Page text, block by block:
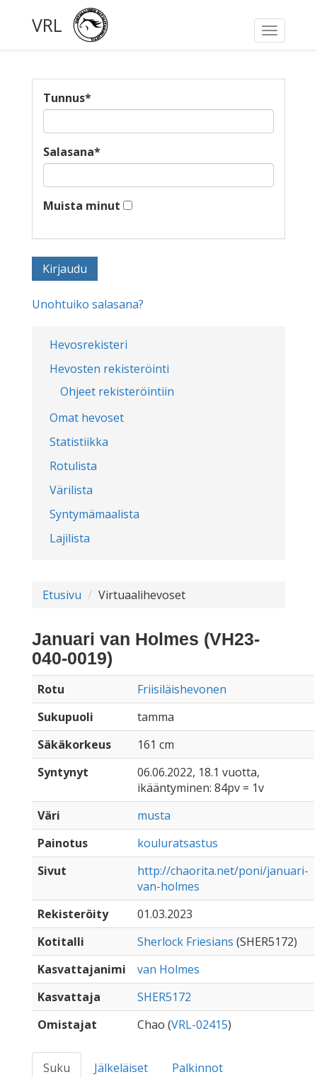
Toggle
VRL
Hevosrekisteri
Hevosten rekisteröinti
Ohjeet rekisteröintiin
Omat hevoset
Statistiikka
Rotulista
Värilista
Syntymämaalista
Lajilista
Tunnus*
Salasana*
Muista minut
Unohtuiko salasana?
Etusivu Virtuaalihevoset
Januari van Holmes (VH23-
040-0019)
Rotu
Friisiläishevonen
Sukupuoli
tamma
Säkäkorkeus
161 cm
Syntynyt
06.06.2022, 18.1 vuotta,
ikääntyminen: 84pv = 1v
Väri
musta
Painotus
kouluratsastus
Sivut
http://chaorita.net/poni/januari-
van-holmes
Rekisteröity
01.03.2023
Kotitalli
Sherlock Friesians (SHER5172)
Kasvattajanimi
van Holmes
Kasvattaja
SHER5172
Omistajat
Chao (VRL-02415)
Suku Jälkeläiset
Palkinnot